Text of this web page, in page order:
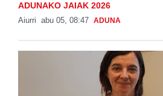
ADUNAKO JAIAK 2026
Aiurri abu 05, 08:47 ADUNA